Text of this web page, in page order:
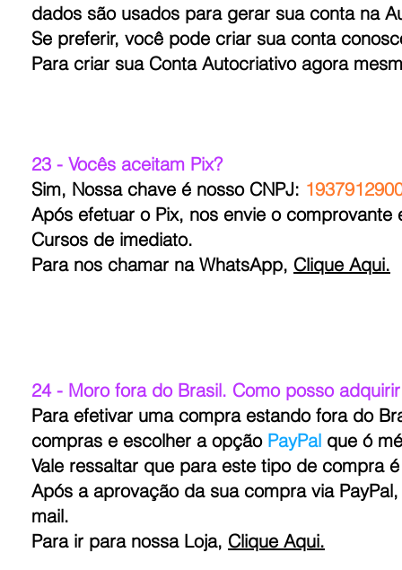
dados são usados para gerar sua conta na
Se preferir, você pode criar sua conta
Para criar sua Conta Autocriativo agora
23 - Vocês aceitam Pix?
Sim, Nossa chave é nosso CNPJ:
Após efetuar o Pix, nos envie o
Cursos de imediato.
Para nos chamar na WhatsApp, Clique Aqui.
24 - Moro fora do Brasil. Como posso
Para efetivar uma compra estando fora do
compras e escolher a opção PayPal que ó
Vale ressaltar que para este tipo de compra
Após a aprovação da sua compra via
mail.
Para ir para nossa Loja, Clique Aqui.